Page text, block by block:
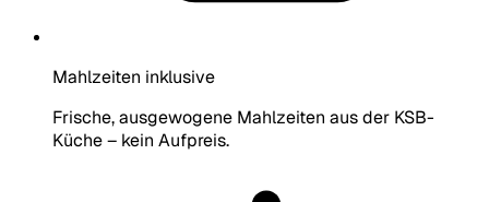
Mahlzeiten inklusive
Frische, ausgewogene Mahlzeiten aus der KSB-
Küche – kein Aufpreis.